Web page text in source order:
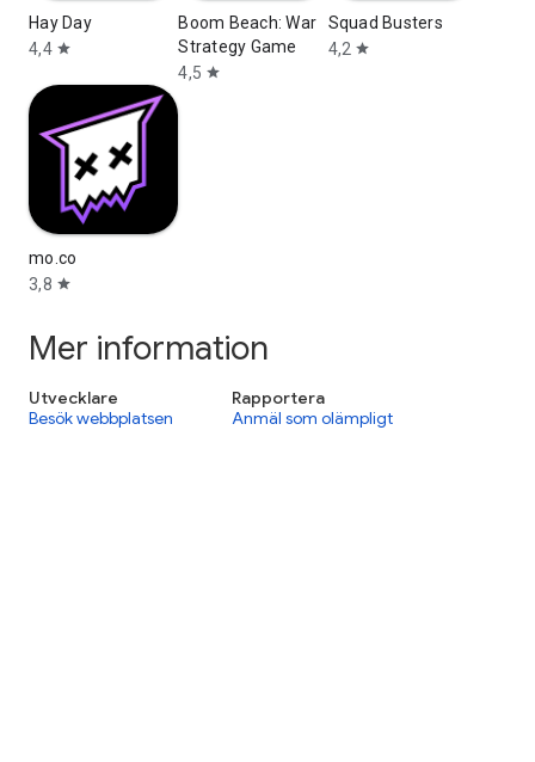
Hay Day
4,4 star
Boom Beach: War
Strategy Game
4,5 star
Squad Busters
4,2 star
mo.co
3,8 star
Mer information
Utvecklare
Besök webbplatsen
Rapportera
Anmäl som olämpligt